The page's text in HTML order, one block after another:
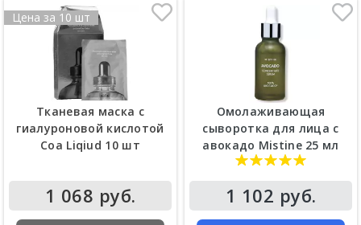
Цена за 10 шт
Тканевая маска с
гиалуроновой кислотой
Coa Liqiud 10 шт
1 068 руб.
Омолаживающая
сыворотка для лица с
авокадо Mistine 25 мл
1 102 руб.